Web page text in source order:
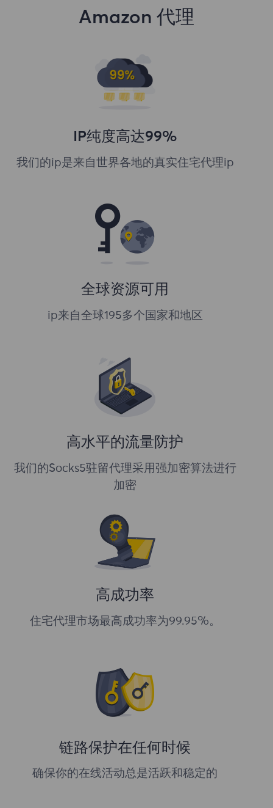
Amazon 代理
IP纯度高达99%
我们的ip是来自世界各地的真实住宅代理ip
全球资源可用
ip来自全球195多个国家和地区
高水平的流量防护
我们的Socks5驻留代理采用强加密算法进行
加密
高成功率
住宅代理市场最高成功率为99.95%。
链路保护在任何时候
确保你的在线活动总是活跃和稳定的